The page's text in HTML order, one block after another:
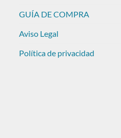
GUÍA DE COMPRA
Aviso Legal
Política de privacidad